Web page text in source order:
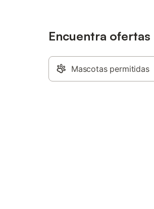
Encuentra ofertas
Mascotas permitidas